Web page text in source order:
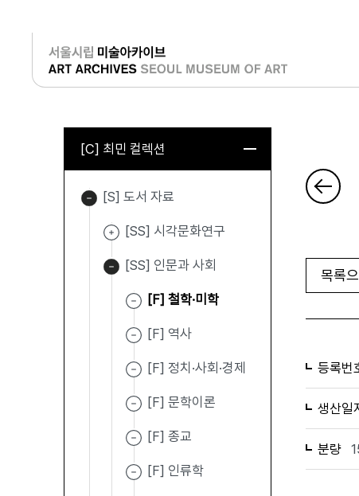
로그인
[C] 최민 컬렉션
[S] 도서 자료
[SS] 시각문화연구
[SS] 인문과 사회
[F] 철학·미학
[F] 역사
[F] 정치·사회·경제
[F] 문학이론
[F] 종교
[F] 인류학
목록
등록번
생산일
분량